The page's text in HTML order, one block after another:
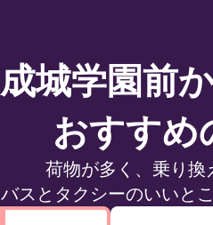
成城学園前
おすすめ
荷物が多く、乗り換
バスとタクシーのいいと